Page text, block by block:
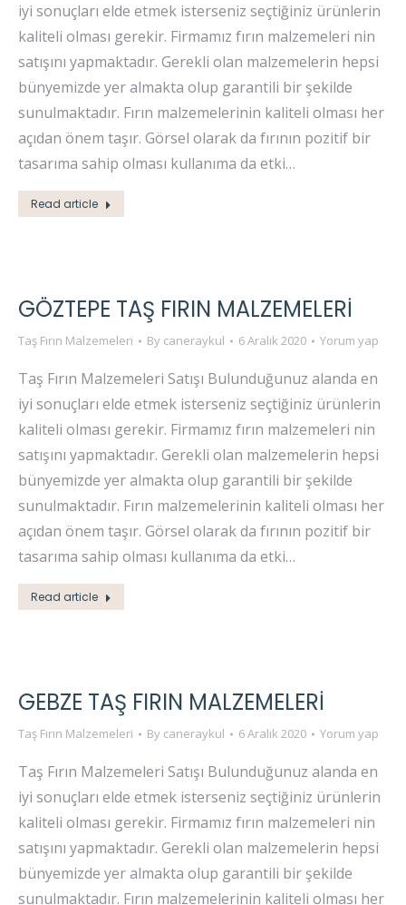
iyi sonuçları elde etmek isterseniz seçtiğiniz ürünlerin
kaliteli olması gerekir. Firmamız fırın malzemeleri nin
satışını yapmaktadır. Gerekli olan malzemelerin hepsi
bünyemizde yer almakta olup garantili bir şekilde
sunulmaktadır. Fırın malzemelerinin kaliteli olması her
açıdan önem taşır. Görsel olarak da fırının pozitif bir
tasarıma sahip olması kullanıma da etki…
Read article
GÖZTEPE TAŞ FIRIN MALZEMELERI
Taş Fırın Malzemeleri By caneraykul 6 Aralık 2020 Yorum yap
Taş Fırın Malzemeleri Satışı Bulunduğunuz alanda en
iyi sonuçları elde etmek isterseniz seçtiğiniz ürünlerin
kaliteli olması gerekir. Firmamız fırın malzemeleri nin
satışını yapmaktadır. Gerekli olan malzemelerin hepsi
bünyemizde yer almakta olup garantili bir şekilde
sunulmaktadır. Fırın malzemelerinin kaliteli olması her
açıdan önem taşır. Görsel olarak da fırının pozitif bir
tasarıma sahip olması kullanıma da etki…
Read article
GEBZE TAŞ FIRIN MALZEMELERI
Taş Fırın Malzemeleri By caneraykul 6 Aralık 2020 Yorum yap
Taş Fırın Malzemeleri Satışı Bulunduğunuz alanda en
iyi sonuçları elde etmek isterseniz seçtiğiniz ürünlerin
kaliteli olması gerekir. Firmamız fırın malzemeleri nin
satışını yapmaktadır. Gerekli olan malzemelerin hepsi
bünyemizde yer almakta olup garantili bir şekilde
sunulmaktadır. Fırın malzemelerinin kaliteli olması her